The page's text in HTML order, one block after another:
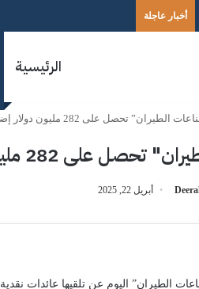
أخبار عاجلة
الرئيسية
تحصل على 282 مليون دولار إضافية من تسوية مطالبات
دولار إضافية من تسوية مطالبات
أبريل 22, 2025